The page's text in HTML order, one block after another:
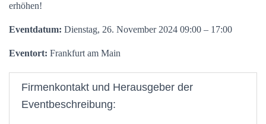
erhöhen!
Eventdatum: Dienstag, 26. November 2024 09:00 – 17:00
Eventort: Frankfurt am Main
Firmenkontakt und Herausgeber der
Eventbeschreibung: